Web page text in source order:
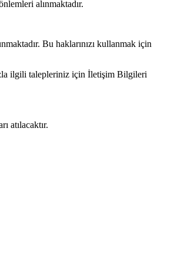
alınmaktadır.
Bu haklarınızı kullanmak için
ilgili talepleriniz için İletişim Bilgileri
atılacaktır.